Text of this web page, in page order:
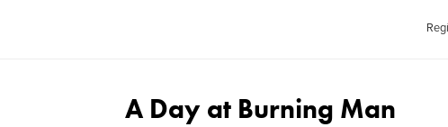
A Day at Burning Man